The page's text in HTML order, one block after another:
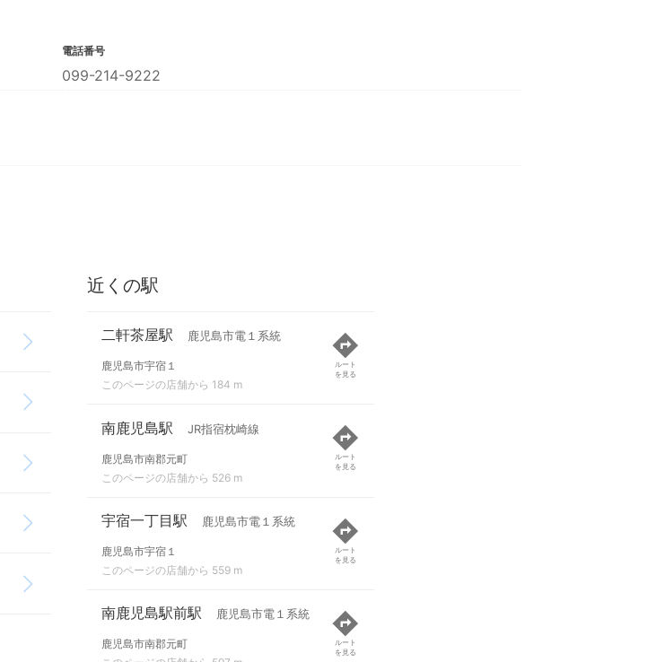
電話番号
099-214-9222
近くの駅
二軒茶屋駅 鹿児島市電１系統
鹿児島市宇宿１
このページの店舗から 184 m
ルート
を見る
南鹿児島駅 JR指宿枕崎線
鹿児島市南郡元町
このページの店舗から 526 m
ルート
を見る
宇宿一丁目駅 鹿児島市電１系統
鹿児島市宇宿１
このページの店舗から 559 m
ルート
を見る
南鹿児島駅前駅 鹿児島市電１系統
鹿児島市南郡元町
ルート
を見る